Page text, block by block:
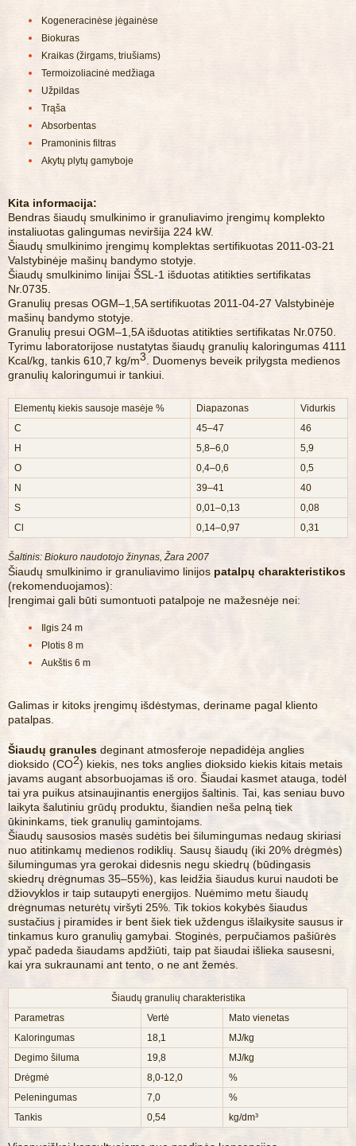
Kogeneracinėse jėgainėse
Biokuras
Kraikas (žirgams, triušiams)
Termoizoliacinė medžiaga
Užpildas
Trąša
Absorbentas
Pramoninis filtras
Akytų plytų gamyboje
Kita informacija:
Bendras šiaudų smulkinimo ir granuliavimo įrengimų komplekto
instaliuotas galingumas neviršija 224 kW.
Šiaudų smulkinimo įrengimų komplektas sertifikuotas 2011-03-21
Valstybinėje mašinų bandymo stotyje.
Šiaudų smulkinimo linijai ŠSL-1 išduotas atitikties sertifikatas
Nr.0735.
Granulių presas OGM–1,5A sertifikuotas 2011-04-27 Valstybinėje
mašinų bandymo stotyje.
Granulių presui OGM–1,5A išduotas atitikties sertifikatas Nr.0750.
Tyrimu laboratorijose nustatytas šiaudų granulių kaloringumas 4111
Kcal/kg, tankis 610,7 kg/m3 . Duomenys beveik prilygsta medienos
granulių kaloringumui ir tankiui.
Elementų kiekis sausoje masėje % Diapazonas
Vidurkis
C
45–47
46
H
5,8–6,0
5,9
O
0,4–0,6
0,5
N
39–41
40
S
0,01–0,13
0,08
Cl
0,14–0,97 0,31
Šaltinis: Biokuro naudotojo žinynas, Žara 2007
Šiaudų smulkinimo ir granuliavimo linijos patalpų charakteristikos
(rekomenduojamos):
Įrengimai gali būti sumontuoti patalpoje ne mažesnėje nei:
Ilgis 24 m
Plotis 8 m
Aukštis 6 m
Galimas ir kitoks įrengimų išdėstymas, deriname pagal kliento
patalpas.
Šiaudų granules deginant atmosferoje nepadidėja anglies
dioksido (CO2) kiekis, nes toks anglies dioksido kiekis kitais metais
javams augant absorbuojamas iš oro. Šiaudai kasmet atauga, todėl
tai yra puikus atsinaujinantis energijos šaltinis. Tai, kas seniau buvo
laikyta šalutiniu grūdų produktu, šiandien neša pelną tiek
ūkininkams, tiek granulių gamintojams.
Šiaudų sausosios masės sudėtis bei šilumingumas nedaug skiriasi
nuo atitinkamų medienos rodiklių. Sausų šiaudų (iki 20% drėgmės)
šilumingumas yra gerokai didesnis negu skiedrų (būdingasis
skiedrų drėgnumas 35–55%), kas leidžia šiaudus kurui naudoti be
džiovyklos ir taip sutaupyti energijos. Nuėmimo metu šiaudų
drėgnumas neturėtų viršyti 25%. Tik tokios kokybės šiaudus
sustačius į piramides ir bent šiek tiek uždengus išlaikysite sausus ir
tinkamus kuro granulių gamybai. Stoginės, perpučiamos pašiūrės
ypač padeda šiaudams apdžiūti, taip pat šiaudai išlieka sausesni,
kai yra sukraunami ant tento, o ne ant žemės.
Šiaudų granulių charakteristika
Parametras
Vertė
Mato vienetas
Kaloringumas
18,1
MJ/kg
Degimo šiluma
19,8
MJ/kg
Drėgmė
8,0-12,0
%
Peleningumas
7,0
%
Tankis
0,54 kg/dm³